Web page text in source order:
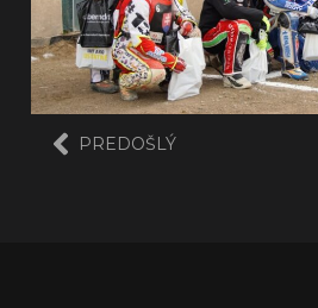
PREDOŠLÝ